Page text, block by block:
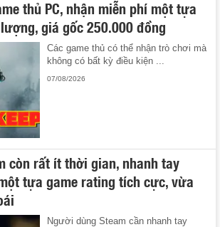
thủ PC, nhận miễn phí một tựa
giá gốc 250.000 đồng
Các game thủ có thể nhận trò chơi mà
không có bất kỳ điều kiện ...
07/08/2026
còn rất ít thời gian, nhanh tay
tựa game rating tích cực, vừa
Người dùng Steam cần nhanh tay